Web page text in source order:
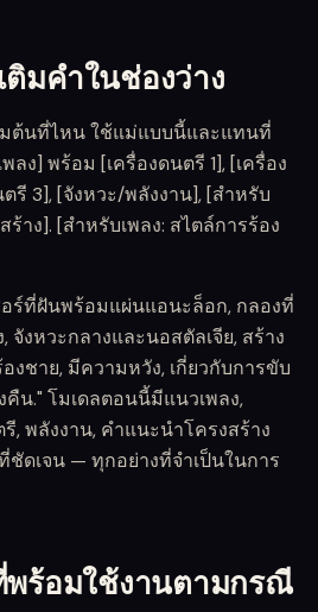
มคำในช่องว่าง
มต้นที่ไหน ใช้แม่แบบนี้และแทนที่
ลง] พร้อม [เครื่องดนตรี 1], [เครื่อง
รี 3], [จังหวะ/พลังงาน], [สำหรับ
าง]. [สำหรับเพลง: สไตล์การร้อง
อร์ที่ฝันพร้อมแผ่นแอนะล็อก, กลองที่
จังหวะกลางและนอสตัลเจีย, สร้าง
งชาย, มีความหวัง, เกี่ยวกับการขับ
น." โมเดลตอนนี้มีแนวเพลง,
, พลังงาน, คำแนะนำโครงสร้าง
ชัดเจน — ทุกอย่างที่จำเป็นในการ
พร้อมใช้งานตามกรณี